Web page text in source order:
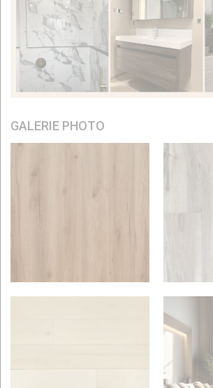
GALERIE PHOTO